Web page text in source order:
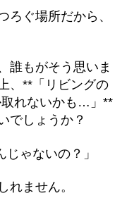
ろぐ場所だから、
誰もがそう思いま
、**「リビングの
取れないかも…」**
でしょうか？
じゃないの？」
れません。